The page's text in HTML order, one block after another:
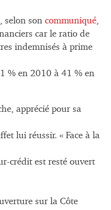
selon son communiqué,
car le ratio de
indemnisés à prime
% en 2010 à 41 % en
apprécié pour sa
lui réussir. « Face à la
crédit est resté ouvert
sur la Côte